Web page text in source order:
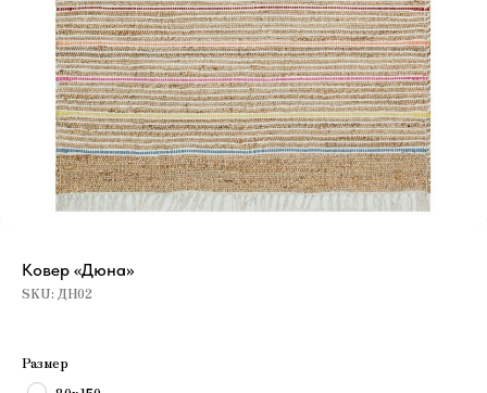
Ковер «Дюна»
SKU: ДН02
Размер